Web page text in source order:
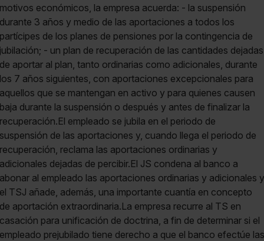
motivos económicos, la empresa acuerda: - la suspensión
durante 3 años y medio de las aportaciones a todos los
partícipes de los planes de pensiones por la contingencia de
jubilación; - un plan de recuperación de las cantidades dejadas
de aportar al plan, tanto ordinarias como adicionales, durante
los 7 años siguientes, con aportaciones excepcionales para
aquellos que se mantengan en activo y para quienes causen
baja durante la suspensión o después y antes de finalizar la
recuperación.El empleado se jubila en el periodo de
suspensión de las aportaciones y, cuando llega el periodo de
recuperación, reclama las aportaciones ordinarias y
adicionales dejadas de percibir.El JS condena al banco a
abonar al empleado las aportaciones ordinarias y adicionales y
el TSJ añade, además, una importante cuantía en concepto
de aportación extraordinaria.La empresa recurre al TS en
casación para unificación de doctrina, a fin de determinar si el
empleado prejubilado tiene derecho a que el banco efectúe las